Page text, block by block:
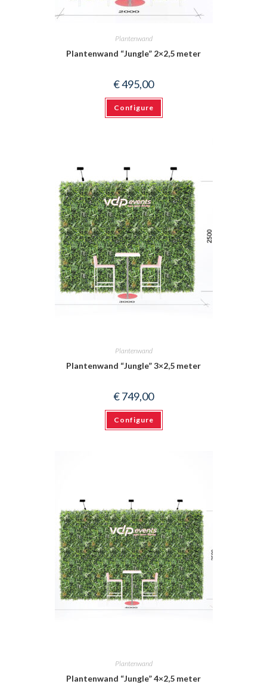
Plantenwand
Plantenwand “Jungle” 2×2,5 meter
€495,00
Configure
Plantenwand
Plantenwand “Jungle” 3×2,5 meter
€749,00
Configure
Plantenwand
Plantenwand “Jungle” 4×2,5 meter